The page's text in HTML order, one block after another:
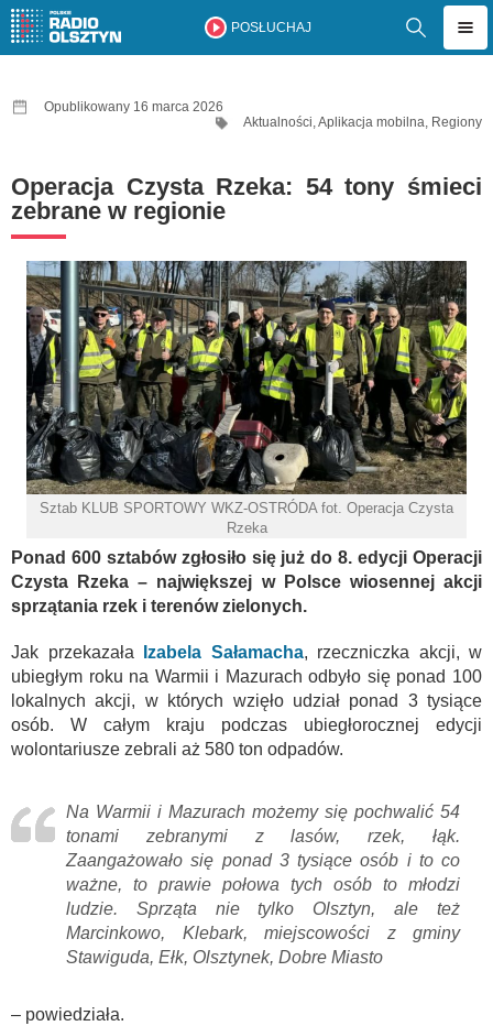
POSŁUCHAJ
Opublikowany 16 marca 2026
Aktualności,Aplikacja mobilna, Regiony
Operacja Czysta Rzeka: 54 tony śmieci
zebrane w regionie
Sztab KLUB SPORTOWY WKZ-OSTRÓDA fot. Operacja Czysta
Rzeka
Ponad 600 sztabów zgłosiło się już do 8. edycji Operacji
Czysta Rzeka – największej w Polsce wiosennej akcji
sprzątania rzek i terenów zielonych.
Jak przekazałaIzabela Sałamacha, rzeczniczka akcji, w
ubiegłym roku na Warmii i Mazurach odbyło się ponad 100
lokalnych akcji, w których wzięło udział ponad 3 tysiące
osób. W całym kraju podczas ubiegłorocznej edycji
wolontariusze zebrali aż 580 ton odpadów.
Na Warmii i Mazurach możemy się pochwalić 54
tonami zebranymi z lasów, rzek, łąk.
Zaangażowało się ponad 3 tysiące osób i to co
ważne, to prawie połowa tych osób to młodzi
ludzie. Sprząta nie tylko Olsztyn, ale też
Marcinkowo, Klebark, miejscowości z gminy
Stawiguda, Ełk, Olsztynek, Dobre Miasto
– powiedziała.